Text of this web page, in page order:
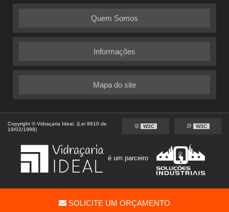
SOLICITE UM ORÇAMENTO
Quem Somos
Informações
Mapa do site
Copyright © Vidraçaria Ideal. (Lei 9610 de
19/02/1998)
W3C W3C
é um parceiro